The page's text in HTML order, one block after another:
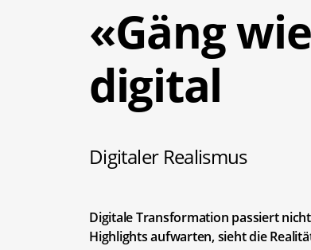
«Gäng
digital
Digitaler Realismus
Digitale Transformation passiert
Highlights aufwarten, sieht die